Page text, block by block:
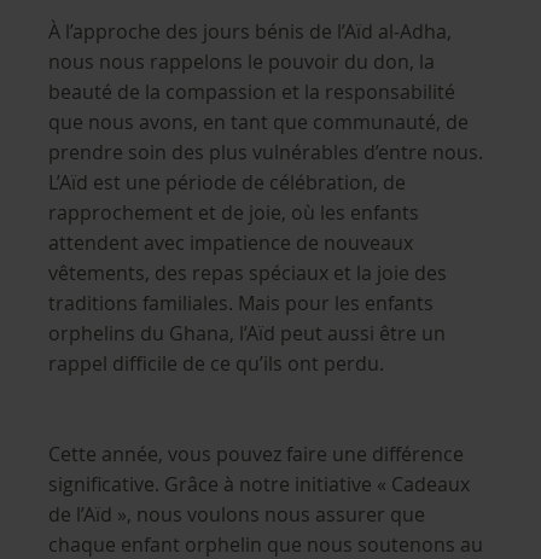
À l’approche des jours bénis de l’Aïd al-Adha,
nous nous rappelons le pouvoir du don, la
beauté de la compassion et la responsabilité
que nous avons, en tant que communauté, de
prendre soin des plus vulnérables d’entre nous.
L’Aïd est une période de célébration, de
rapprochement et de joie, où les enfants
attendent avec impatience de nouveaux
vêtements, des repas spéciaux et la joie des
traditions familiales. Mais pour les enfants
orphelins du Ghana, l’Aïd peut aussi être un
rappel difficile de ce qu’ils ont perdu.
Cette année, vous pouvez faire une différence
significative. Grâce à notre initiative « Cadeaux
de l’Aïd », nous voulons nous assurer que
chaque enfant orphelin que nous soutenons au